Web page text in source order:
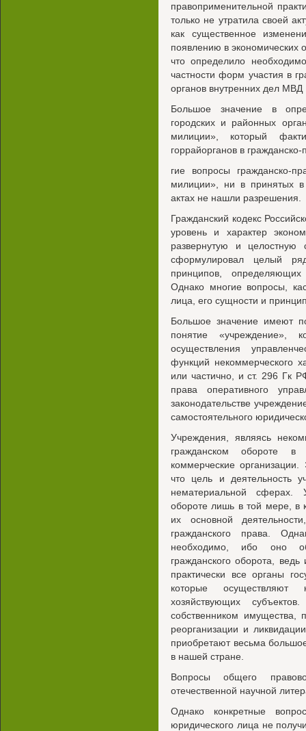
правоприменительной
только не утратила своей
как существенное
появлению в экономических
что определило
частности форм участия в
органов внутренних дел МВД
Большое значение в
городских и районных
милиции», который
горрайорганов в
гие вопросы гражданско-
милиции», ни в принятых в
актах не нашли разрешения.
Гражданский кодекс
уровень и характер
развернутую и целостную
сформулировал целый
принципов,
Однако многие вопросы,
лица, его сущности и
Большое значение имеют
понятие «учреждение»,
осуществления
функций некоммерческого
или частично, и ст. 296 Гк
права оперативного
законодательстве
самостоятельного
Учреждения, являясь
гражданском обороте в
коммерческие
что цель и деятельность
нематериальной сферах.
обороте лишь в той мере, в
их основной
гражданского права.
необходимо, ибо оно
гражданского оборота,
практически все органы
которые осуществляют
хозяйствующих
собственником имущества,
реорганизации и
приобретают весьма
в нашей стране.
Вопросы общего
отечественной научной
Однако конкретные
юридического лица не